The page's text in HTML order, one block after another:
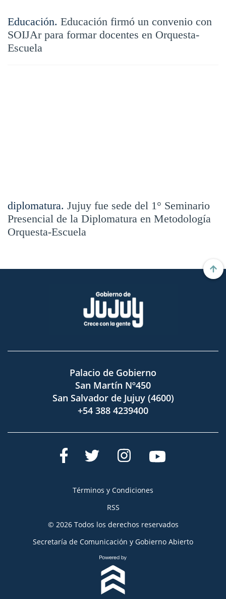
Educación. Educación firmó un convenio con
SOIJAr para formar docentes en Orquesta-
Escuela
diplomatura. Jujuy fue sede del 1° Seminario
Presencial de la Diplomatura en Metodología
Orquesta-Escuela
Palacio de Gobierno
San Martín Nº450
San Salvador de Jujuy (4600)
+54 388 4239400
Términos y Condiciones
RSS
© 2026 Todos los derechos reservados
Secretaría de Comunicación y Gobierno Abierto